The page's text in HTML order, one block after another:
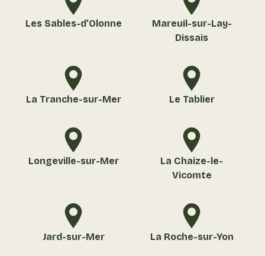
Les Sables-d’Olonne
Mareuil-sur-Lay-
Dissais
La Tranche-sur-Mer Le Tablier
Longeville-sur-Mer
La Chaize-le-
Vicomte
Jard-sur-Mer La Roche-sur-Yon